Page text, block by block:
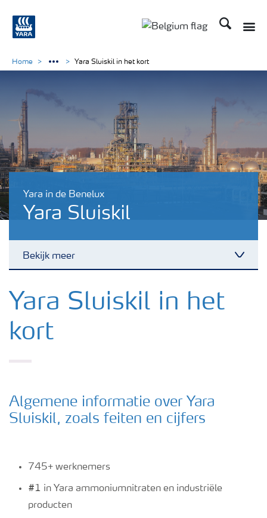
Zoek op
Yara in de Benelux
Yara Sluiskil
Bekijk meer
Yara in de Benelux
Waar we actief zijn
Onze ambitie
Veiligheidsregels
Home Yara Sluiskil in het kort
Yara Sluiskil in het
kort
Algemene informatie over Yara
Sluiskil, zoals feiten en cijfers
745+ werknemers
#1 in Yara ammoniumnitraten en industriële
producten